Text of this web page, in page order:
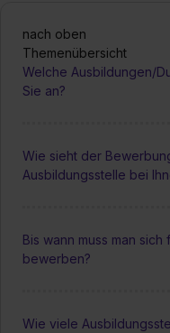
nach oben
Themenübersicht
Welche Ausbildungen/
Sie an?
Wie sieht der
Ausbildungsstelle bei
Bis wann muss man
bewerben?
Wie viele